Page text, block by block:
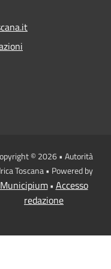
© 2026 • Autorità
Toscana • Powered by
Municipium• Accesso
redazione